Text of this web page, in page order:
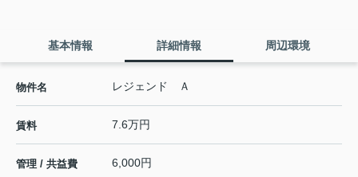
基本情報 詳細情報 周辺環境
物件名 レジェンド Ａ
賃料 7.6万円
管理 / 共益費 6,000円